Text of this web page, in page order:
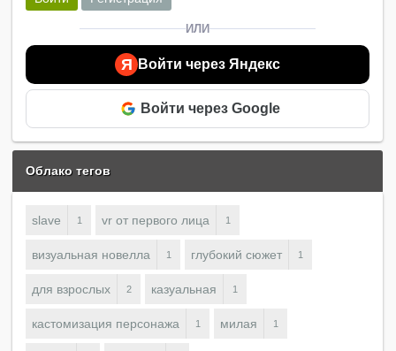
ИЛИ
Я Войти через Яндекс
Войти через Google
Облако тегов
slave 1 vr от первого лица 1
визуальная новелла 1 глубокий сюжет 1
для взрослых 2 казуальная 1
кастомизация персонажа 1 милая 1